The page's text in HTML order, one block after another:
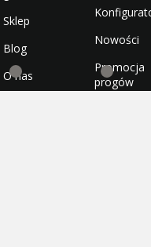
Sklep
Blog
O nas
Nowości
Promocja
progów